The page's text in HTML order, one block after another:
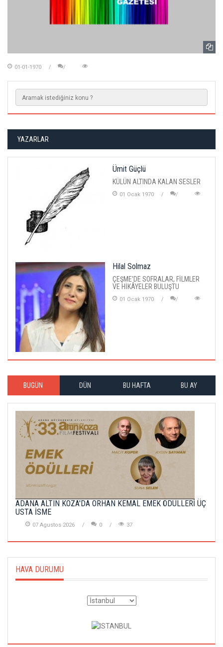
01-01-1970
YAZARLAR
Ümit Güçlü
KÜLÜN ALTINDA KALAN SESLER
01 Ocak 1970
Hilal Solmaz
ÇEŞME'DE SOFRALAR, FİLMLER
VE HİKÂYELER BULUŞTU
01 Ocak 1970
BUGÜN DÜN BU HAFTA BU AY
ADANA ALTIN KOZA'DA ORHAN KEMAL EMEK ÖDÜLLERİ ÜÇ
USTA İSME
07 Agustos 2026 0 37
HAVA DURUMU